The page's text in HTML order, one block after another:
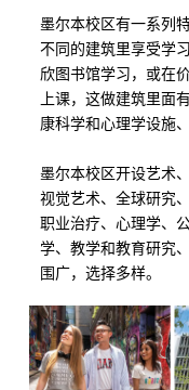
墨尔本校区有一系列
不同的建筑里享受学
欣图书馆学习，或在
上课，这做建筑里面
康科学和心理学设施
墨尔本校区开设艺术
视觉艺术、全球研究
职业治疗、心理学、
学、教学和教育研究
围广，选择多样。